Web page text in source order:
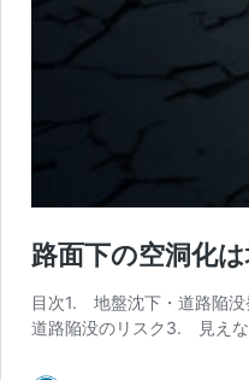
路面下の空洞化
目次1. 地盤沈下・道路陥
道路陥没のリスク3. 見え